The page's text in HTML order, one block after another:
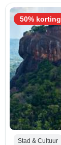
Stad & Cultuur
50% korting